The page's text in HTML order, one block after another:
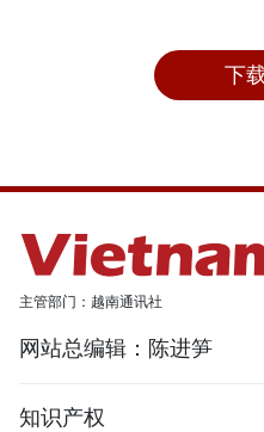
下
主管部门：越南通讯社
网站总编辑：陈进笋
知识产权